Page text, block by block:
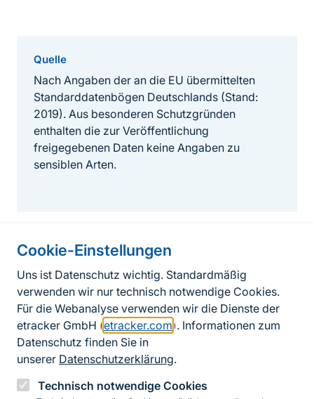
Cookie-Einstellungen
Uns ist Datenschutz wichtig. Standardmäßig
verwenden wir nur technisch notwendige Cookies.
Für die Webanalyse verwenden wir die Dienste der
etracker GmbH (etracker.com ). Informationen zum
Datenschutz finden Sie in
unserer Datenschutzerklärung.
Technisch notwendige Cookies
Quelle
Nach Angaben der an die EU übermittelten
Standarddatenbögen Deutschlands (Stand:
2019). Aus besonderen Schutzgründen
enthalten die zur Veröffentlichung
freigegebenen Daten keine Angaben zu
sensiblen Arten.
Informationen zur Seite
FußzeileKontakt zum BfN
Kontaktformular
Erklärung zur Barrierefreiheit
Impressum